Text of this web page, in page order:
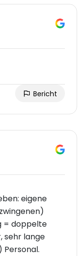
Bericht
eigene
= doppelte
sehr lange
Personal.